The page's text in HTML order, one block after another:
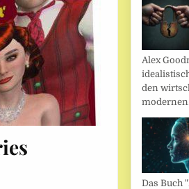
Alex
den
Das Buch